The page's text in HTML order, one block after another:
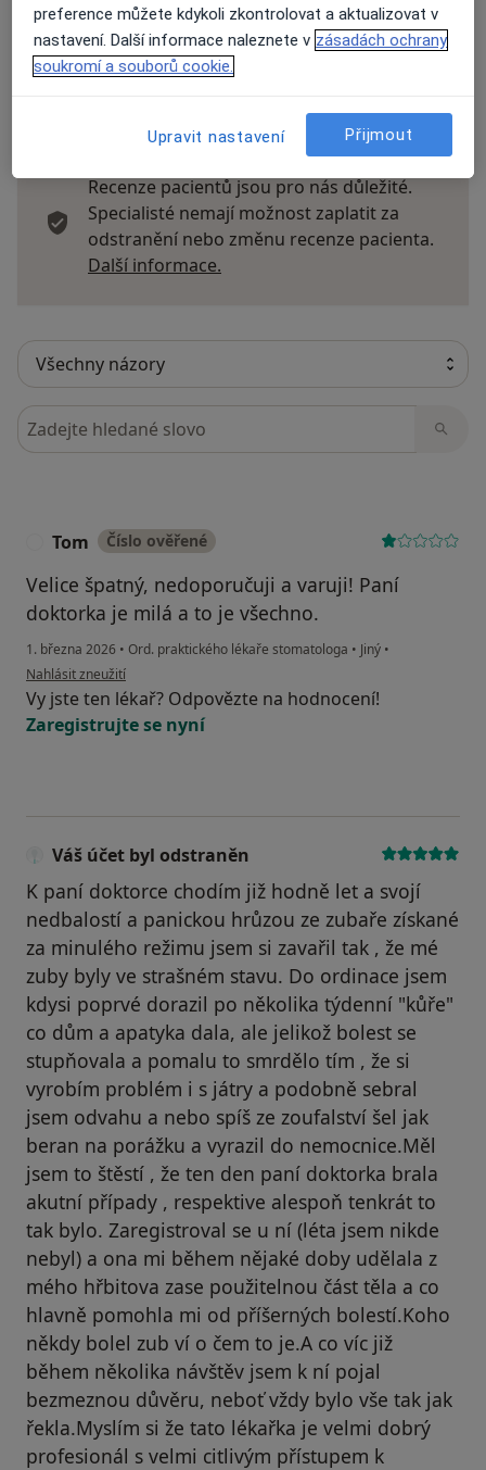
Přidejte svůj názor
Recenze pacientů jsou pro nás důležité.
Specialisté nemají možnost zaplatit za
odstranění nebo změnu recenze pacienta.
Další informace.
Hledejte v názorech
Tom Číslo ověřené
Velice špatný, nedoporučuji a varuji! Paní
doktorka je milá a to je všechno.
1. března 2026 • Ord. praktického lékaře stomatologa • Jiný •
podle názoru uživatele Tom
Nahlásit zneužití
Vy jste ten lékař? Odpovězte na hodnocení!
Zaregistrujte se nyní
Váš účet byl odstraněn
K paní doktorce chodím již hodně let a svojí
nedbalostí a panickou hrůzou ze zubaře získané
za minulého režimu jsem si zavařil tak , že mé
zuby byly ve strašném stavu. Do ordinace jsem
kdysi poprvé dorazil po několika týdenní "kůře"
co dům a apatyka dala, ale jelikož bolest se
stupňovala a pomalu to smrdělo tím , že si
vyrobím problém i s játry a podobně sebral
jsem odvahu a nebo spíš ze zoufalství šel jak
beran na porážku a vyrazil do nemocnice.Měl
jsem to štěstí , že ten den paní doktorka brala
akutní případy , respektive alespoň tenkrát to
tak bylo. Zaregistroval se u ní (léta jsem nikde
nebyl) a ona mi během nějaké doby udělala z
mého hřbitova zase použitelnou část těla a co
hlavně pomohla mi od příšerných bolestí.Koho
někdy bolel zub ví o čem to je.A co víc již
během několika návštěv jsem k ní pojal
bezmeznou důvěru, neboť vždy bylo vše tak jak
řekla.Myslím si že tato lékařka je velmi dobrý
profesionál s velmi citlivým přístupem k
preference můžete kdykoli zkontrolovat a aktualizovat v
nastavení. Další informace naleznete v zásadách ochrany
soukromí a souborů cookie.
Upravit nastavení Přijmout